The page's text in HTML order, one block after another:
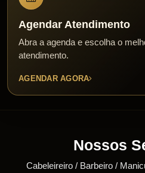
Agendar Atendimento
Abra a agenda e escolha o
atendimento.
AGENDAR AGORA
Nossos
Cabeleireiro / Barbeiro /